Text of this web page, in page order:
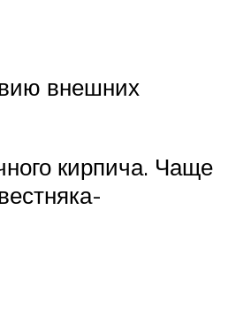
внешних
кирпича. Чаще